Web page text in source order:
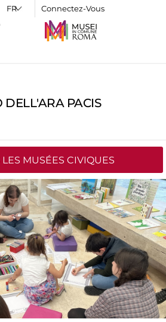
Connectez-Vous
DELL'ARA PACIS
LES MUSÉES CIVIQUES